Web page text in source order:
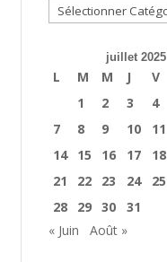
juillet 2025
L M M J V
1
2 3 4
7
8 9 10 11
14
15 16 17 18
21
22 23 24 25
28
29 30
31
« Juin
Août »